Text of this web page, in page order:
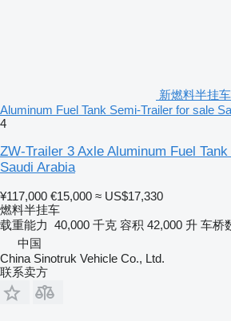
新燃料半挂
Aluminum Fuel Tank Semi-Trailer for sale
4
ZW-Trailer 3 Axle Aluminum Fuel
Saudi Arabia
¥117,000 €15,000 ≈ US$17,330
燃料半挂车
载重能力 40,000 千克 容积 42,000 升 车桥
中国
China Sinotruk Vehicle Co., Ltd.
联系卖方